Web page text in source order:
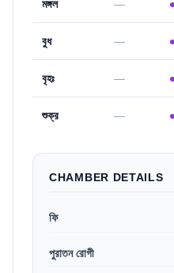
মঙ্গল —
বুধ —
বৃহঃ —
শুক্র —
CHAMBER DETAILS
ফি
পুরাতন রোগী